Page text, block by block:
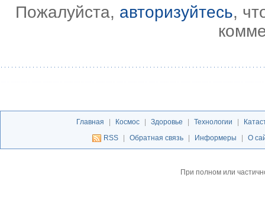
Пожалуйста, авторизуйтесь,
Главная Космос Здоровье Технологии
RSS
Обратная связь Информеры О
При полном или